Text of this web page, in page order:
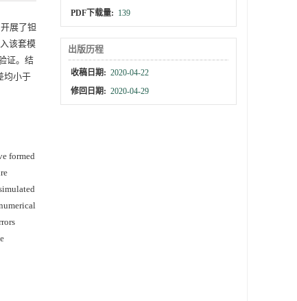
展了钽
该套模
证。结
均小于
formed
PDF下载量: 139
出版历程
收稿日期: 2020-04-22
修回日期: 2020-04-29